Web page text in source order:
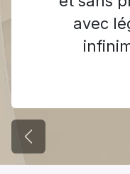
avec
Précédent